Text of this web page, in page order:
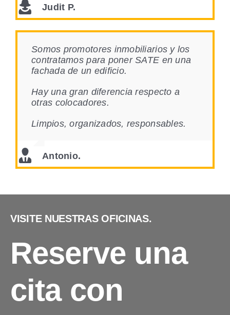
Judit P.
Somos promotores inmobiliarios y los
contratamos para poner SATE en una
fachada de un edificio.
Hay una gran diferencia respecto a
otras colocadores.
Limpios, organizados, responsables.
Antonio.
VISITE NUESTRAS OFICINAS.
Reserve una
cita con